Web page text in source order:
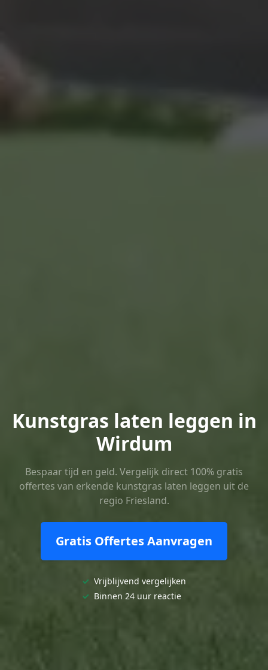
Kunstgras laten leggen in
Wirdum
Bespaar tijd en geld. Vergelijk direct 100% gratis
offertes van erkende kunstgras laten leggen uit de
regio Friesland.
Gratis Offertes Aanvragen
✓ Vrijblijvend vergelijken
✓ Binnen 24 uur reactie